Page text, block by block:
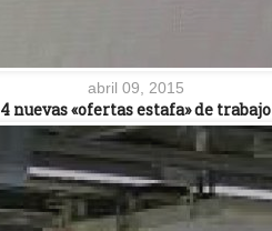
abril 09, 2015
4 nuevas «ofertas estafa» de trabajo